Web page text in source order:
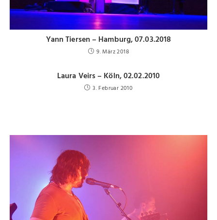
Yann Tiersen – Hamburg, 07.03.2018
9. März 2018
Laura Veirs – Köln, 02.02.2010
3. Februar 2010